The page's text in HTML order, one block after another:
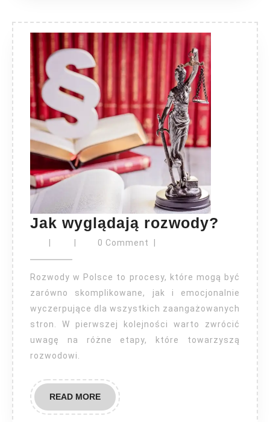
Jak wyglądają rozwody?
0 Comment
Rozwody w Polsce to procesy, które mogą być
zarówno skomplikowane, jak i emocjonalnie
wyczerpujące dla wszystkich zaangażowanych
stron. W pierwszej kolejności warto zwrócić
uwagę na różne etapy, które towarzyszą
rozwodowi.
READ MOREREAD
MORE